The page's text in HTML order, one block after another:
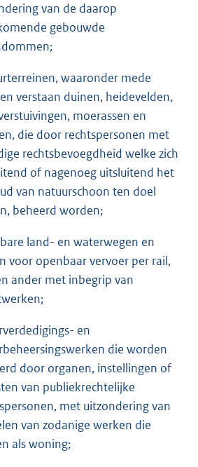
van de daarop
gebouwde
waaronder mede
verstaan duinen, heidevelden,
moerassen en
die door rechtspersonen met
rechtsbevoegdheid welke zich
of nagenoeg uitsluitend het
van natuurschoon ten doel
beheerd worden;
land- en waterwegen en
voor openbaar vervoer per rail,
ander met inbegrip van
en
die worden
door organen, instellingen of
van publiekrechtelijke
met uitzondering van
van zodanige werken die
als woning;